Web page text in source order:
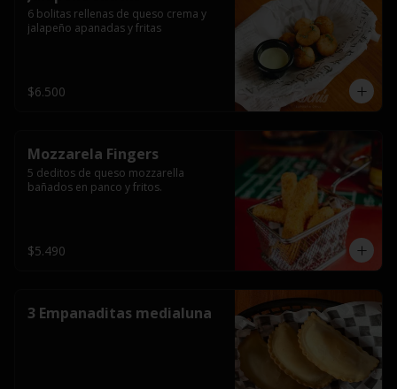
6 bolitas rellenas de queso crema y
jalapeño apanadas y fritas
$6.500
Mozzarela Fingers
5 deditos de queso mozzarella
bañados en panco y fritos.
$5.490
3 Empanaditas medialuna